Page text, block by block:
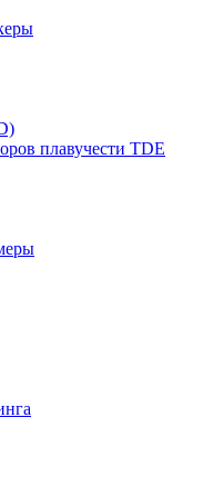
плавучести TDE